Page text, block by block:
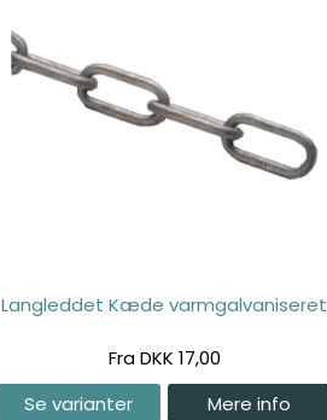
Langleddet Kæde varmgalvaniseret
Fra DKK 17,00
Se varianter
Mere info